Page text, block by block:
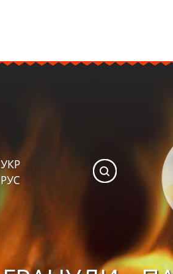
УКР
РУС